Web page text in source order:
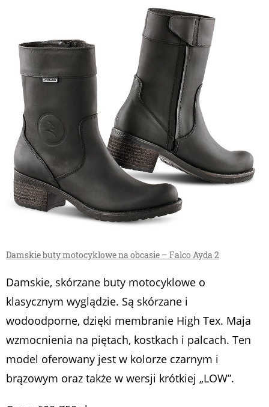
Damskie buty motocyklowe na obcasie – Falco Ayda 2
Damskie, skórzane buty motocyklowe o
klasycznym wyglądzie. Są skórzane i
wodoodporne, dzięki membranie High Tex. Maja
wzmocnienia na piętach, kostkach i palcach. Ten
model oferowany jest w kolorze czarnym i
brązowym oraz także w wersji krótkiej „LOW”.